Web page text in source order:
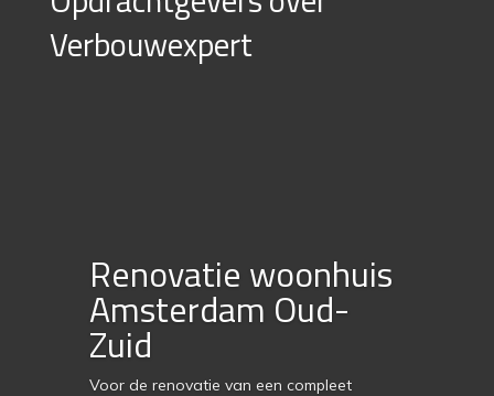
Verbouwexpert
Renovatie woonhuis
Amsterdam Oud-
Zuid
Voor de renovatie van een compleet